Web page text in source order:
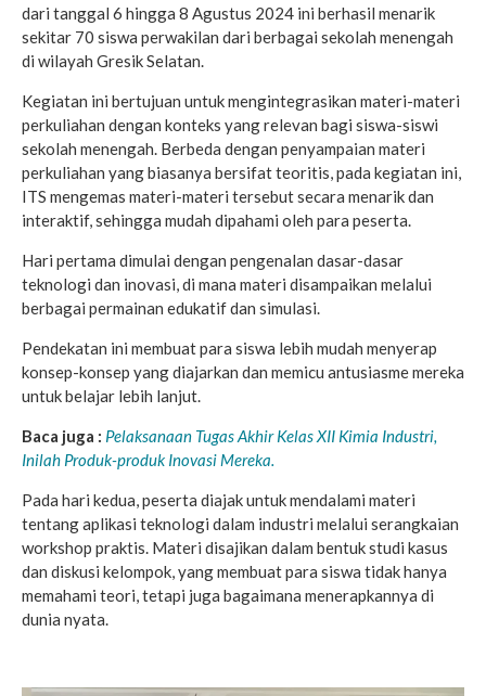
dari tanggal 6 hingga 8 Agustus 2024 ini berhasil menarik
sekitar 70 siswa perwakilan dari berbagai sekolah menengah
di wilayah Gresik Selatan.
Kegiatan ini bertujuan untuk mengintegrasikan materi-materi
perkuliahan dengan konteks yang relevan bagi siswa-siswi
sekolah menengah. Berbeda dengan penyampaian materi
perkuliahan yang biasanya bersifat teoritis, pada kegiatan ini,
ITS mengemas materi-materi tersebut secara menarik dan
interaktif, sehingga mudah dipahami oleh para peserta.
Hari pertama dimulai dengan pengenalan dasar-dasar
teknologi dan inovasi, di mana materi disampaikan melalui
berbagai permainan edukatif dan simulasi.
Pendekatan ini membuat para siswa lebih mudah menyerap
konsep-konsep yang diajarkan dan memicu antusiasme mereka
untuk belajar lebih lanjut.
Baca juga : Pelaksanaan Tugas Akhir Kelas XII Kimia Industri,
Inilah Produk-produk Inovasi Mereka.
Pada hari kedua, peserta diajak untuk mendalami materi
tentang aplikasi teknologi dalam industri melalui serangkaian
workshop praktis. Materi disajikan dalam bentuk studi kasus
dan diskusi kelompok, yang membuat para siswa tidak hanya
memahami teori, tetapi juga bagaimana menerapkannya di
dunia nyata.